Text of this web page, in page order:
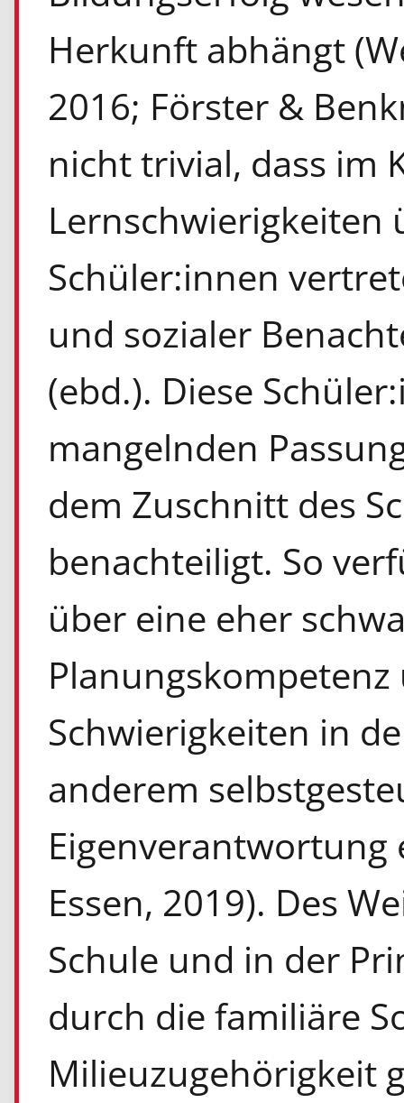
Herkunft abhängt
2016; Förster &
nicht trivial, dass im
Lernschwierigkeiten
Schüler:innen
und sozialer
(ebd.). Diese
mangelnden
dem Zuschnitt des
benachteiligt. So
über eine eher
Schwierigkeiten in
anderem
Essen, 2019). Des
Schule und in der
durch die familiäre
Milieuzugehörigkeit